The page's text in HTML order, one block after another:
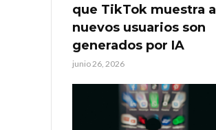
que TikTok muestra a
nuevos usuarios son
generados por IA
junio 26, 2026